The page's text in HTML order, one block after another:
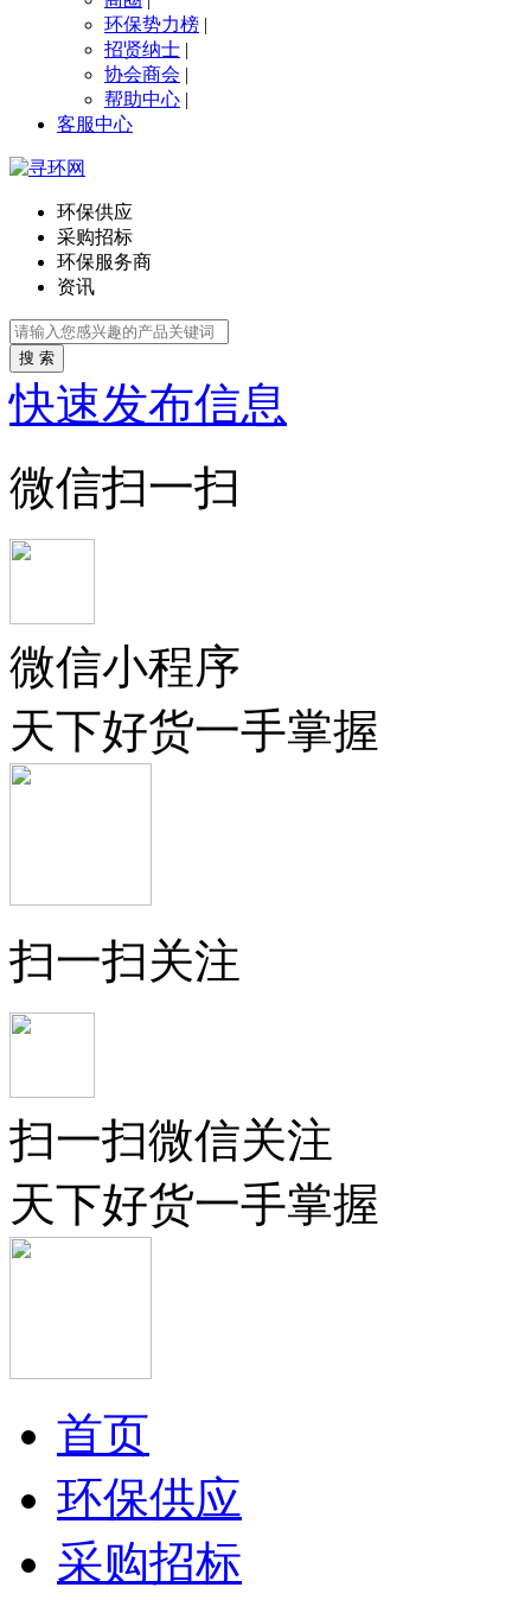
环保势力榜 |
招贤纳士 |
协会商会 |
帮助中心 |
客服中心
环保供应
采购招标
环保服务商
资讯
搜 索
快速发布信息
微信扫一扫
微信小程序
天下好货一手掌握
扫一扫关注
扫一扫微信关注
天下好货一手掌握
首页
环保供应
采购招标